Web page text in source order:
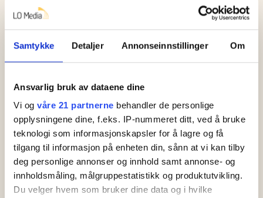
Samtykke Detaljer Annonseinnstillinger Om
Ansvarlig bruk av dataene dine
Vi og våre 21 partnerne behandler de personlige
opplysningene dine, f.eks. IP-nummeret ditt, ved å bruke
teknologi som informasjonskapsler for å lagre og få
tilgang til informasjon på enheten din, sånn at vi kan tilby
deg personlige annonser og innhold samt annonse- og
innholdsmåling, målgruppestatistikk og produktutvikling.
Du velger hvem som bruker dine data og i hvilke
Norge må ha mer
strøm. Her er
regjeringens plan
Hundrevis av ansatte
i Oslo kommune uten
faste oppgaver
Ufør etter
drapstrussel: Ventet
ni år på erstatning